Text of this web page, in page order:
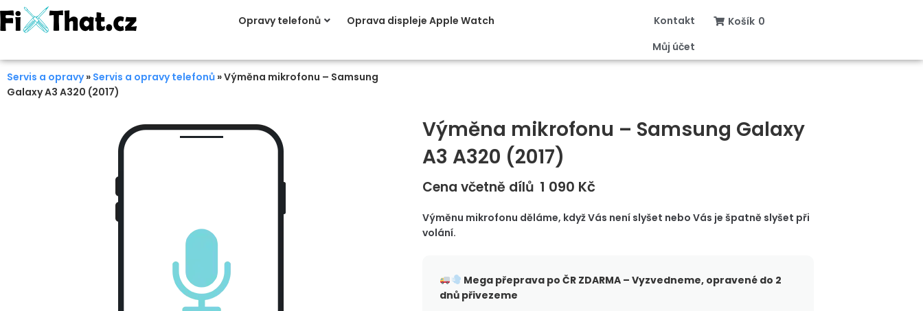
Opravy telefonů Oprava displeje Apple Watch
Kontakt
Můj účet
Košík 0
Servis a opravy» Servis a opravy telefonů »Výměna mikrofonu – Samsung
Galaxy A3 A320 (2017)
Výměna mikrofonu – Samsung Galaxy
A3 A320 (2017)
Cena včetně dílů 1 090 Kč
Výměnu mikrofonu děláme, když Vás není slyšet nebo Vás je špatně slyšet při
volání.
Mega přeprava po ČRZDARMA – Vyzvedneme, opravené do 2
dnů přivezeme